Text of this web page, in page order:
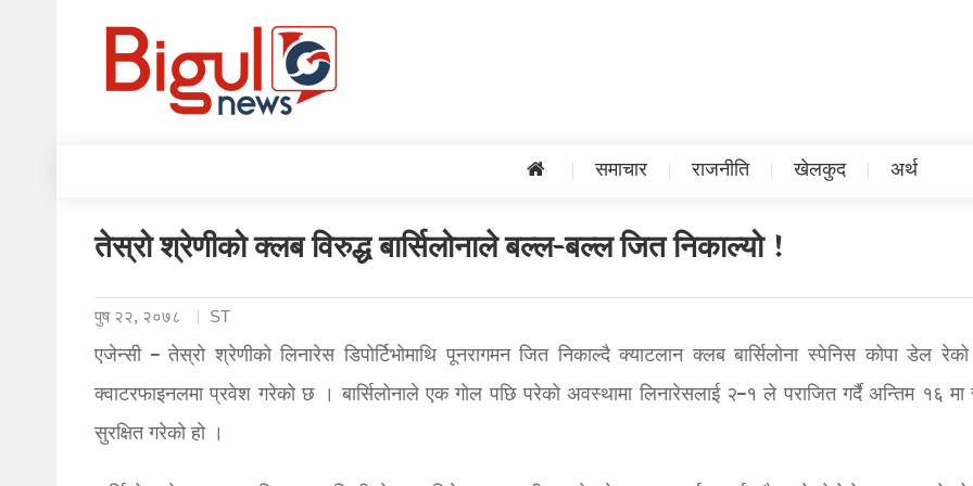
समाचार राजनीति खेलकुद अर्थ
तेस्रो श्रेणीको क्लब विरुद्ध बार्सिलोनाले बल्ल-बल्ल जित निकाल्यो !
पुष २२, २०७८ ST
एजेन्सी – तेस्रो श्रेणीको लिनारेस डिपोर्टिभोमाथि पूनरागमन जित निकाल्दै क्याटलान क्लब बार्सिलोना स्पेनिस कोपा डेल रेको
क्वाटरफाइनलमा प्रवेश गरेको छ । बार्सिलोनाले एक गोल पछि परेको अवस्थामा लिनारेसलाई २–१ ले पराजित गर्दै अन्तिम १६ मा
सुरक्षित गरेको हो ।